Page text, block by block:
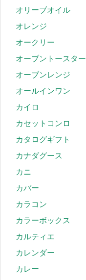
オリーブオイル
オレンジ
オークリー
オーブントースター
オーブンレンジ
オールインワン
カイロ
カセットコンロ
カタログギフト
カナダグース
カニ
カバー
カラコン
カラーボックス
カルティエ
カレンダー
カレー